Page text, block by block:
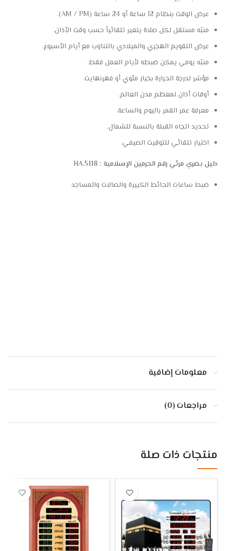
عرض الوقت بنظام 12 ساعة أو 24 ساعة (AM / PM).
منبّه مستقل لكل صلاة يتغير تلقائياً حسب وقت الأذان.
عرض التقويم الهجري والميلادي بالتناوب مع أيام الأسبوع.
منبّه يومي يمكن ضبطه لأيام العمل فقط.
مؤشر لدرجة الحرارة بخيار مئوي أو فهرنهايت.
أوقات أذان لمعظم مدن العالم.
معرفة عمر القمر باليوم والساعة.
تحديد اتجاه القبلة بالنسبة للشمال.
اختيار تلقائي للتوقيت الصيفي.
دليل بصري مرئي رقم الحرمين الإسلامية : HA.5118
ضبط ساعات الحائط الكبيرة والصالات والمساجد
معلومات إضافية
مراجعات (0)
منتجات ذات صلة